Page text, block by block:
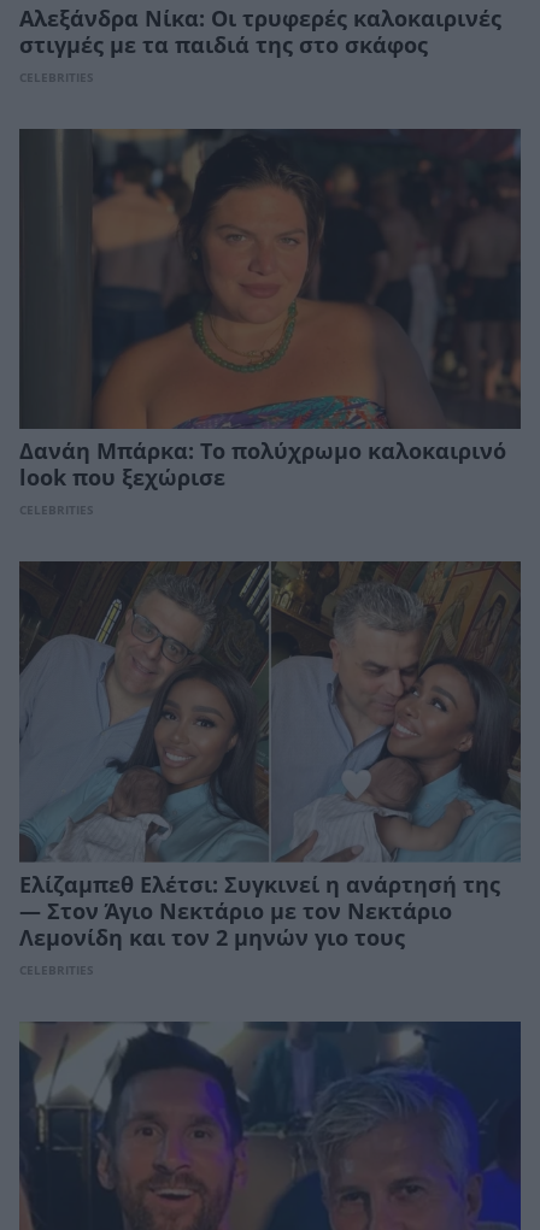
Αλεξάνδρα Νίκα: Οι τρυφερές καλοκαιρινές
στιγμές με τα παιδιά της στο σκάφος
CELEBRITIES
Δανάη Μπάρκα: Το πολύχρωμο καλοκαιρινό
look που ξεχώρισε
CELEBRITIES
Ελίζαμπεθ Ελέτσι: Συγκινεί η ανάρτησή της
— Στον Άγιο Νεκτάριο με τον Νεκτάριο
Λεμονίδη και τον 2 μηνών γιο τους
CELEBRITIES